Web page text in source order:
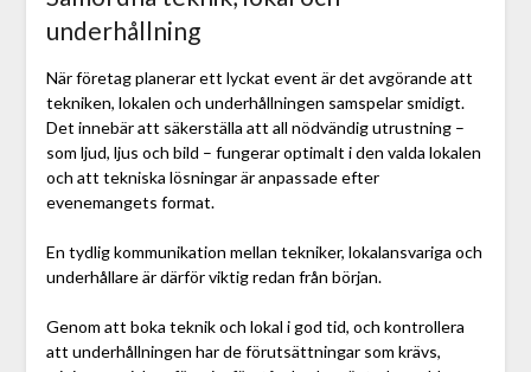
underhållning
När företag planerar ett lyckat event är det avgörande att
tekniken, lokalen och underhållningen samspelar smidigt.
Det innebär att säkerställa att all nödvändig utrustning –
som ljud, ljus och bild – fungerar optimalt i den valda lokalen
och att tekniska lösningar är anpassade efter
evenemangets format.
En tydlig kommunikation mellan tekniker, lokalansvariga och
underhållare är därför viktig redan från början.
Genom att boka teknik och lokal i god tid, och kontrollera
att underhållningen har de förutsättningar som krävs,